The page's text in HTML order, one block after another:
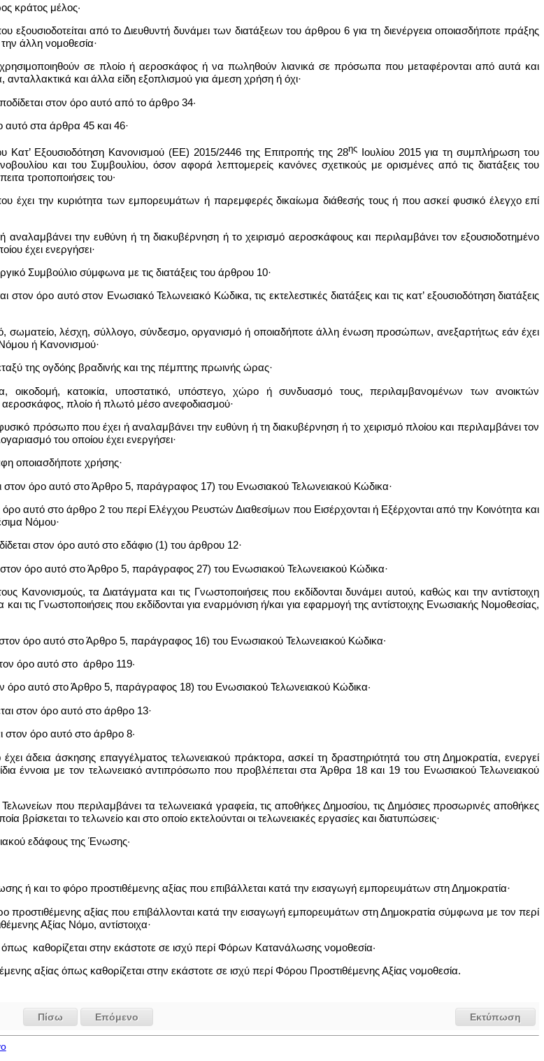
κράτος μέλος·
εξουσιοδοτείται από το Διευθυντή δυνάμει των διατάξεων του άρθρου 6 για τη διενέργεια οποιασδήποτε πράξης
άλλη νομοθεσία·
χρησιμοποιηθούν σε πλοίο ή αεροσκάφος ή να πωληθούν λιανικά σε πρόσωπα που μεταφέρονται από αυτά και
και άλλα είδη εξοπλισμού για άμεση χρήση ή όχι·
στον όρο αυτό από το άρθρο 34·
αυτό στα άρθρα 45 και 46·
του Κατ’ Εξουσιοδότηση Κανονισμού (ΕΕ) 2015/2446 της Επιτροπής της 28ηςΙουλίου 2015 για τη συμπλήρωση του
και του Συμβουλίου, όσον αφορά λεπτομερείς κανόνες σχετικούς με ορισμένες από τις διατάξεις του
τροποποιήσεις του∙
έχει την κυριότητα των εμπορευμάτων ή παρεμφερές δικαίωμα διάθεσής τους ή που ασκεί φυσικό έλεγχο επί
αναλαμβάνει την ευθύνη ή τη διακυβέρνηση ή το χειρισμό αεροσκάφους και περιλαμβάνει τον εξουσιοδοτημένο
έχει ενεργήσει·
Συμβούλιο σύμφωνα με τις διατάξεις του άρθρου 10·
στον όρο αυτό στον Ενωσιακό Τελωνειακό Κώδικα, τις εκτελεστικές διατάξεις και τις κατ’ εξουσιοδότηση διατάξεις
σωματείο, λέσχη, σύλλογο, σύνδεσμο, οργανισμό ή οποιαδήποτε άλλη ένωση προσώπων, ανεξαρτήτως εάν έχει
ή Κανονισμού·
της ογδόης βραδινής και της πέμπτης πρωινής ώρας·
οικοδομή, κατοικία, υποστατικό, υπόστεγο, χώρο ή συνδυασμό τους, περιλαμβανομένων των ανοικτών
πλοίο ή πλωτό μέσο ανεφοδιασμού·
πρόσωπο που έχει ή αναλαμβάνει την ευθύνη ή τη διακυβέρνηση ή το χειρισμό πλοίου και περιλαμβάνει τον
του οποίου έχει ενεργήσει·
οποιασδήποτε χρήσης·
στον όρο αυτό στο Άρθρο 5, παράγραφος 17) του Ενωσιακού Τελωνειακού Κώδικα·
όρο αυτό στο άρθρο 2 του περί Ελέγχου Ρευστών Διαθεσίμων που Εισέρχονται ή Εξέρχονται από την Κοινότητα και
Νόμου·
στον όρο αυτό στο εδάφιο (1) του άρθρου 12·
στον όρο αυτό στο Άρθρο 5, παράγραφος 27) του Ενωσιακού Τελωνειακού Κώδικα·
Κανονισμούς, τα Διατάγματα και τις Γνωστοποιήσεις που εκδίδονται δυνάμει αυτού, καθώς και την αντίστοιχη
τις Γνωστοποιήσεις που εκδίδονται για εναρμόνιση ή/και για εφαρμογή της αντίστοιχης Ενωσιακής Νομοθεσίας,
στον όρο αυτό στο Άρθρο 5, παράγραφος 16) του Ενωσιακού Τελωνειακού Κώδικα∙
όρο αυτό στο άρθρο 119·
όρο αυτό στο Άρθρο 5, παράγραφος 18) του Ενωσιακού Τελωνειακού Κώδικα·
στον όρο αυτό στο άρθρο 13·
στον όρο αυτό στο άρθρο 8·
άδεια άσκησης επαγγέλματος τελωνειακού πράκτορα, ασκεί τη δραστηριότητά του στη Δημοκρατία, ενεργεί
έννοια με τον τελωνειακό αντιπρόσωπο που προβλέπεται στα Άρθρα 18 και 19 του Ενωσιακού Τελωνειακού
Τελωνείων που περιλαμβάνει τα τελωνειακά γραφεία, τις αποθήκες Δημοσίου, τις Δημόσιες προσωρινές αποθήκες
βρίσκεται το τελωνείο και στο οποίο εκτελούνται οι τελωνειακές εργασίες και διατυπώσεις·
εδάφους της Ένωσης·
ή και το φόρο προστιθέμενης αξίας που επιβάλλεται κατά την εισαγωγή εμπορευμάτων στη Δημοκρατία·
προστιθέμενης αξίας που επιβάλλονται κατά την εισαγωγή εμπορευμάτων στη Δημοκρατία σύμφωνα με τον περί
Αξίας Νόμο, αντίστοιχα·
καθορίζεται στην εκάστοτε σε ισχύ περί Φόρων Κατανάλωσης νομοθεσία·
αξίας όπως καθορίζεται στην εκάστοτε σε ισχύ περί Φόρου Προστιθέμενης Αξίας νομοθεσία.
Εκτύπωση
Πίσω Επόμενο